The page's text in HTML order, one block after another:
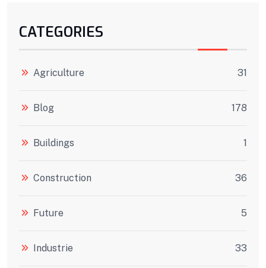
CATEGORIES
Agriculture 31
Blog 178
Buildings 1
Construction 36
Future 5
Industrie 33